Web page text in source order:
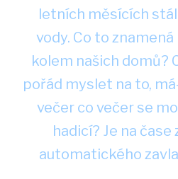
letních měsících
vody. Co to
kolem našich domů?
pořád myslet na to,
večer co večer se
hadicí? Je na
automatického